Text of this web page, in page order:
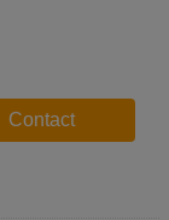
Contact